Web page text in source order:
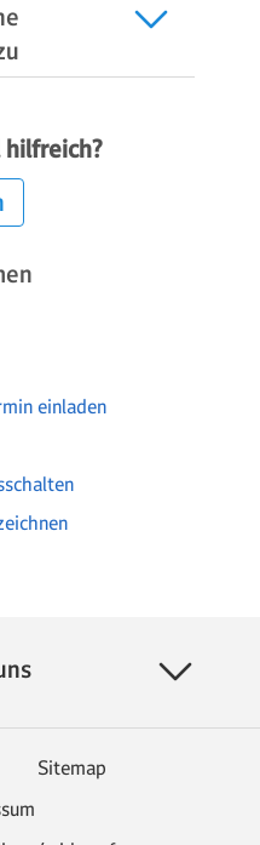
einladen
Sitemap